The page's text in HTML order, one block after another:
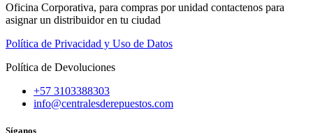
Oficina Corporativa, para compras por unidad contactenos para
asignar un distribuidor en tu ciudad
Política de Privacidad y Uso de Datos
Política de Devoluciones
+57 3103388303
info@centralesderepuestos.com
Síganos